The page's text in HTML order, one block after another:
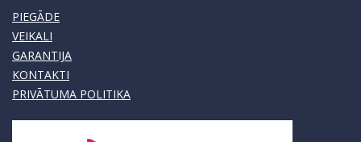
PIEGĀDE
VEIKALI
GARANTIJA
KONTAKTI
PRIVĀTUMA POLITIKA